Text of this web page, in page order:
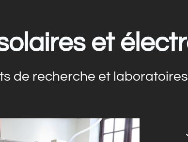
et
de recherche et laboratoires